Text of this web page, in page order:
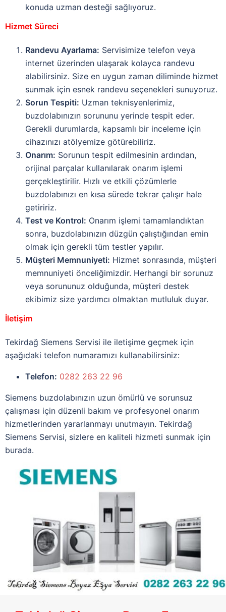
konuda uzman desteği sağlıyoruz.
Hizmet Süreci
Randevu Ayarlama: Servisimize telefon veya
internet üzerinden ulaşarak kolayca randevu
alabilirsiniz. Size en uygun zaman diliminde hizmet
sunmak için esnek randevu seçenekleri sunuyoruz.
Sorun Tespiti: Uzman teknisyenlerimiz,
buzdolabınızın sorununu yerinde tespit eder.
Gerekli durumlarda, kapsamlı bir inceleme için
cihazınızı atölyemize götürebiliriz.
Onarım: Sorunun tespit edilmesinin ardından,
orijinal parçalar kullanılarak onarım işlemi
gerçekleştirilir. Hızlı ve etkili çözümlerle
buzdolabınızı en kısa sürede tekrar çalışır hale
getiririz.
Test ve Kontrol: Onarım işlemi tamamlandıktan
sonra, buzdolabınızın düzgün çalıştığından emin
olmak için gerekli tüm testler yapılır.
Müşteri Memnuniyeti: Hizmet sonrasında, müşteri
memnuniyeti önceliğimizdir. Herhangi bir sorunuz
veya sorununuz olduğunda, müşteri destek
ekibimiz size yardımcı olmaktan mutluluk duyar.
İletişim
Tekirdağ Siemens Servisi ile iletişime geçmek için
aşağıdaki telefon numaramızı kullanabilirsiniz:
Telefon: 0282 263 22 96
Siemens buzdolabınızın uzun ömürlü ve sorunsuz
çalışması için düzenli bakım ve profesyonel onarım
hizmetlerinden yararlanmayı unutmayın. Tekirdağ
Siemens Servisi, sizlere en kaliteli hizmeti sunmak için
burada.